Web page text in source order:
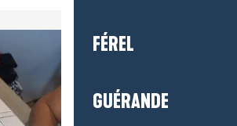
FÉREL
GUÉRANDE